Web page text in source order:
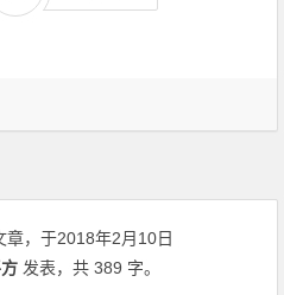
章，于2018年2月10日
发表，共 389 字。